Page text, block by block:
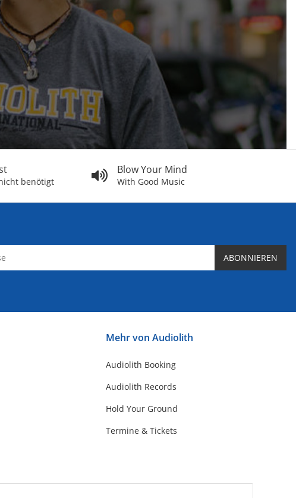
benötigt
Blow Your Mind
With Good Music
ABONNIEREN
Mehr von Audiolith
Audiolith Booking
Audiolith Records
Hold Your Ground
Termine & Tickets